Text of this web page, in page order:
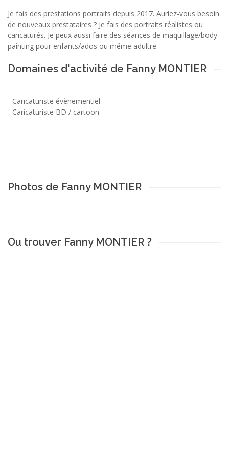
Je fais des prestations portraits depuis 2017. Auriez-vous besoin
de nouveaux prestataires ? Je fais des portraits réalistes ou
caricaturés. Je peux aussi faire des séances de maquillage/body
painting pour enfants/ados ou même adultre.
Domaines d'activité de Fanny MONTIER
- Caricaturiste évènementiel
- Caricaturiste BD / cartoon
Photos de Fanny MONTIER
Ou trouver Fanny MONTIER ?